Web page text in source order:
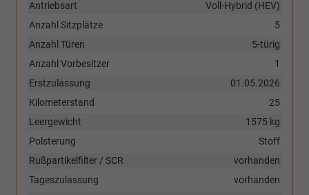
Voll-Hybrid (HEV)
Antriebsart
5
Anzahl Sitzplätze
5-türig
Anzahl Türen
1
Anzahl Vorbesitzer
01.05.2026
Erstzulassung
25
Kilometerstand
1575 kg
Leergewicht
Stoff
Polsterung
vorhanden
Rußpartikelfilter / SCR
vorhanden
Tageszulassung